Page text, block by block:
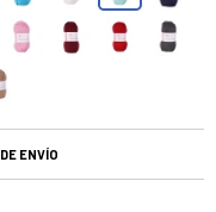
ENVÍO